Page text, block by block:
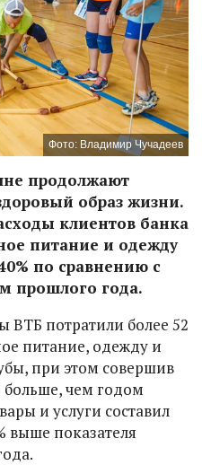
Фото: Владимир Чучадеев
продолжают
образ жизни.
клиентов банка
питание и одежду
по сравнению с
прошлого года.
ВТБ потратили более 52
питание, одежду и
при этом совершив
больше, чем годом
и услуги составил
выше показателя